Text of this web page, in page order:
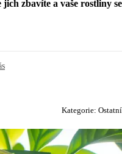
zbavíte a vaše rostliny se
Kategorie: Ostatní